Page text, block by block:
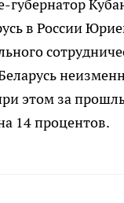
в России
этом за
14 процентов.